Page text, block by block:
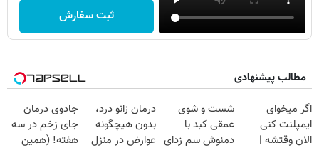
ثبت سفارش
مطالب پیشنهادی
اگر میخوای
ایمپلنت کنی
الان وقتشه |
شست و شوی
عمقی کبد با
دمنوش سم زدای
درمان زانو درد،
بدون هیچگونه
عوارض در منزل
جادوی درمان
جای زخم در سه
هفته! (همین